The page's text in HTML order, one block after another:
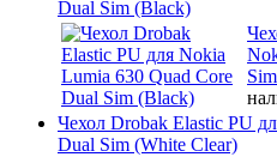
Dual Sim (Black)
Чехол Drobak Elastic PU
Dual Sim (White Clear)